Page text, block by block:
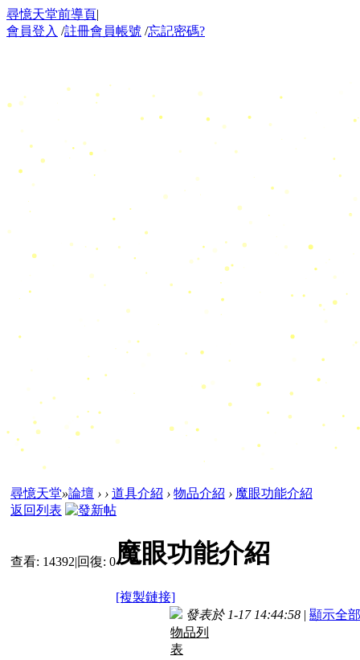
尋憶天堂前導頁|
會員登入 /註冊會員帳號 /忘記密碼?
尋憶天堂»論壇 › › 道具介紹 › 物品介紹 › 魔眼功能介紹
返回列表
查看: 14392|回復: 0魔眼功能介紹
[複製鏈接]
發表於 1-17 14:44:58 | 顯示全
物品列
表